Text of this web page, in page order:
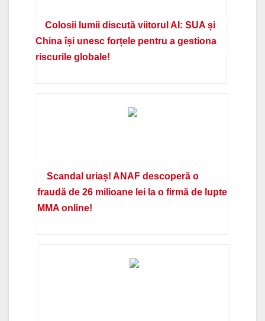
Colosii lumii discută viitorul AI: SUA și
China își unesc forțele pentru a gestiona
riscurile globale!
Scandal uriaș! ANAF descoperă o
fraudă de 26 milioane lei la o firmă de lupte
MMA online!